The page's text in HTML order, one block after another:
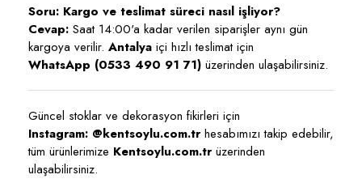
Soru: Kargo ve teslimat süreci nasıl işliyor?
Cevap: Saat 14:00'a kadar verilen siparişler aynı gün
kargoya verilir. Antalya içi hızlı teslimat için
WhatsApp (0533 490 91 71) üzerinden ulaşabilirsiniz.
Güncel stoklar ve dekorasyon fikirleri için
Instagram: @kentsoylu.com.trhesabımızı takip edebilir,
tüm ürünlerimize Kentsoylu.com.trüzerinden
ulaşabilirsiniz.